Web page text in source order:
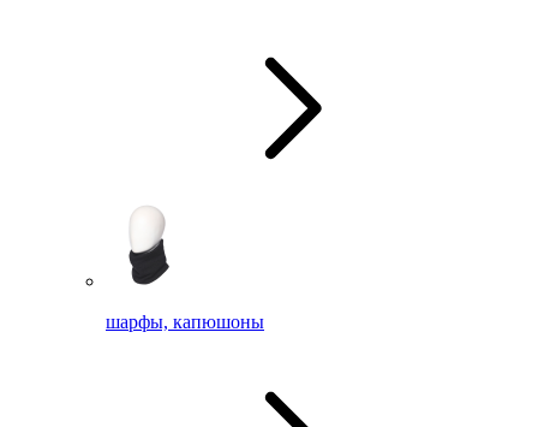
шарфы, капюшоны